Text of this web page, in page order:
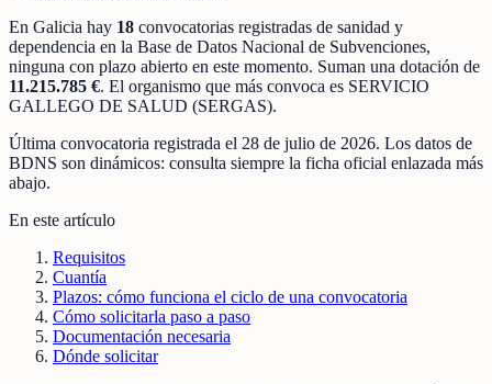
En Galicia hay 18 convocatorias registradas de sanidad y
dependencia en la Base de Datos Nacional de Subvenciones,
ninguna con plazo abierto en este momento. Suman una dotación de
11.215.785 €. El organismo que más convoca es SERVICIO
GALLEGO DE SALUD (SERGAS).
Última convocatoria registrada el 28 de julio de 2026. Los datos de
BDNS son dinámicos: consulta siempre la ficha oficial enlazada más
abajo.
En este artículo
Requisitos
Cuantía
Plazos: cómo funciona el ciclo de una convocatoria
Cómo solicitarla paso a paso
Documentación necesaria
Dónde solicitar